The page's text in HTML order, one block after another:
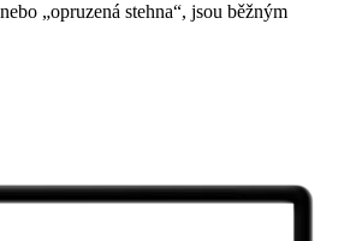
„opruzená stehna“, jsou běžným